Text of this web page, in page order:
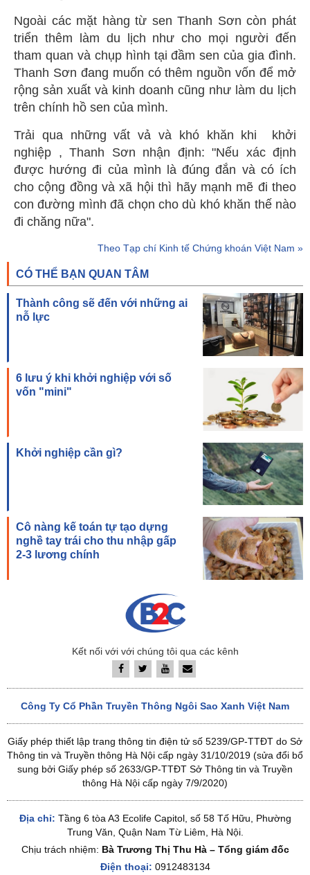
Ngoài các mặt hàng từ sen Thanh Sơn còn phát
triển thêm làm du lịch như cho mọi người đến
tham quan và chụp hình tại đầm sen của gia đình.
Thanh Sơn đang muốn có thêm nguồn vốn để mở
rộng sản xuất và kinh doanh cũng như làm du lịch
trên chính hồ sen của mình.
Trải qua những vất vả và khó khăn khi khởi
nghiệp , Thanh Sơn nhận định: "Nếu xác định
được hướng đi của mình là đúng đắn và có ích
cho cộng đồng và xã hội thì hãy mạnh mẽ đi theo
con đường mình đã chọn cho dù khó khăn thế nào
đi chăng nữa".
Theo Tạp chí Kinh tế Chứng khoán Việt Nam »
CÓ THỂ BẠN QUAN TÂM
Thành công sẽ đến với những ai
nỗ lực
6 lưu ý khi khởi nghiệp với số
vốn "mini"
Khởi nghiệp cần gì?
Cô nàng kế toán tự tạo dựng
nghề tay trái cho thu nhập gấp
2-3 lương chính
Kết nối với với chúng tôi qua các kênh
Công Ty Cổ Phần Truyền Thông Ngôi Sao Xanh Việt Nam
Giấy phép thiết lập trang thông tin điện tử số 5239/GP-TTĐT do Sở
Thông tin và Truyền thông Hà Nội cấp ngày 31/10/2019 (sửa đổi bổ
sung bởi Giấy phép số 2633/GP-TTĐT Sở Thông tin và Truyền
thông Hà Nội cấp ngày 7/9/2020)
Địa chỉ: Tầng 6 tòa A3 Ecolife Capitol, số 58 Tố Hữu, Phường
Trung Văn, Quận Nam Từ Liêm, Hà Nội.
Chịu trách nhiệm: Bà Trương Thị Thu Hà – Tổng giám đốc
Điện thoại: 0912483134